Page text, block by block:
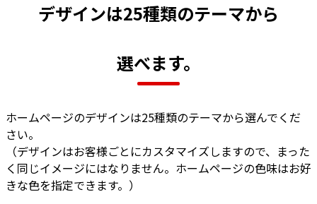
デザインは25種類のテーマから
選べます。
ホームページのデザインは25種類のテーマから選んでくだ
さい。
（デザインはお客様ごとにカスタマイズしますので、まった
く同じイメージにはなりません。ホームページの色味はお好
きな色を指定できます。）